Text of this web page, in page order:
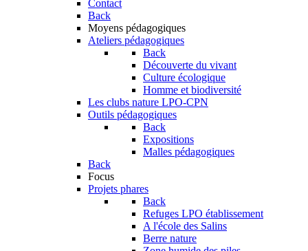
Contact
Back
Moyens pédagogiques
Ateliers pédagogiques
Back
Découverte du vivant
Culture écologique
Homme et biodiversité
Les clubs nature LPO-CPN
Outils pédagogiques
Back
Expositions
Malles pédagogiques
Back
Focus
Projets phares
Back
Refuges LPO établissement
A l'école des Salins
Berre nature